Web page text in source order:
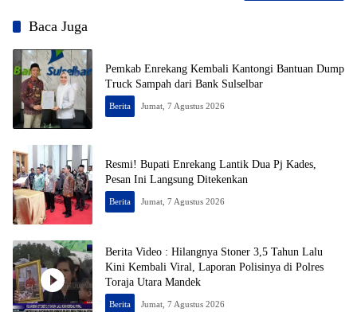
Baca Juga
Pemkab Enrekang Kembali Kantongi Bantuan Dump
Truck Sampah dari Bank Sulselbar
Berita Jumat, 7 Agustus 2026
Resmi! Bupati Enrekang Lantik Dua Pj Kades,
Pesan Ini Langsung Ditekenkan
Berita Jumat, 7 Agustus 2026
Berita Video : Hilangnya Stoner 3,5 Tahun Lalu
Kini Kembali Viral, Laporan Polisinya di Polres
Toraja Utara Mandek
Berita Jumat, 7 Agustus 2026